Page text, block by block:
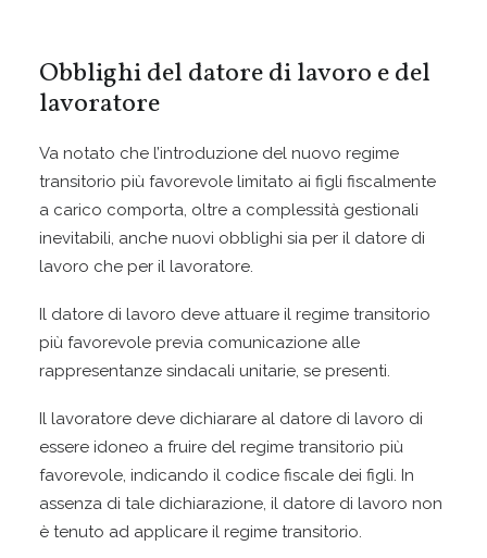
Obblighi del datore di lavoro e del
lavoratore
Va notato che l’introduzione del nuovo regime
transitorio più favorevole limitato ai figli fiscalmente
a carico comporta, oltre a complessità gestionali
inevitabili, anche nuovi obblighi sia per il datore di
lavoro che per il lavoratore.
Il datore di lavoro deve attuare il regime transitorio
più favorevole previa comunicazione alle
rappresentanze sindacali unitarie, se presenti.
Il lavoratore deve dichiarare al datore di lavoro di
essere idoneo a fruire del regime transitorio più
favorevole, indicando il codice fiscale dei figli. In
assenza di tale dichiarazione, il datore di lavoro non
è tenuto ad applicare il regime transitorio.